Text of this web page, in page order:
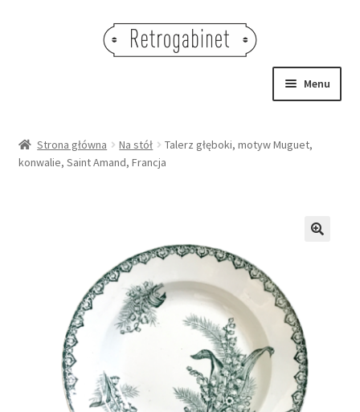
Menu
OBRAZY
OŚWIETLENIE
Strona główna Na stół
Talerz głęboki, motyw Muguet,
konwalie, Saint Amand, Francja